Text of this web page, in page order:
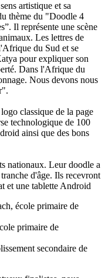
artistique et sa
thème du "Doodle 4
Il représente une scène
Les lettres de
du Sud et se
pour expliquer son
Dans l'Afrique du
Nous devons nous
classique de la page
technologique de 100
ainsi que des bons
nationaux. Leur doodle a
d'âge. Ils recevront
et une tablette Android
école primaire de
primaire de
secondaire de